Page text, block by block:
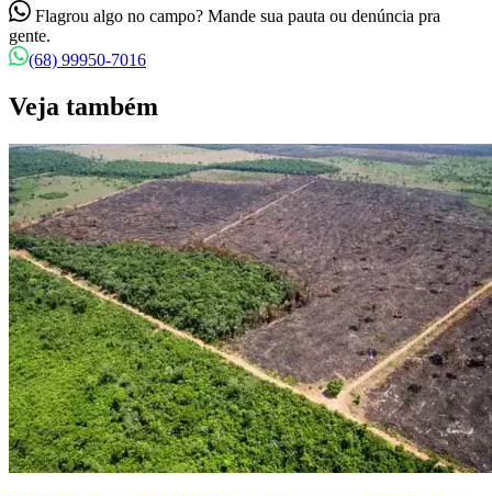
Flagrou algo no campo? Mande sua pauta ou denúncia pra
gente.
(68) 99950-7016
Veja também